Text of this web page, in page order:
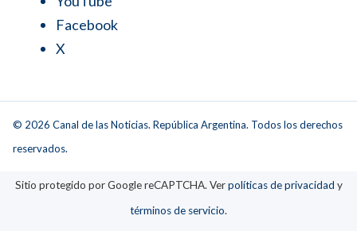
Facebook
X
© 2026 Canal de las Noticias. República Argentina. Todos los derechos
reservados.
Sitio protegido por Google reCAPTCHA. Verpolíticas de privacidad y
términos de servicio.